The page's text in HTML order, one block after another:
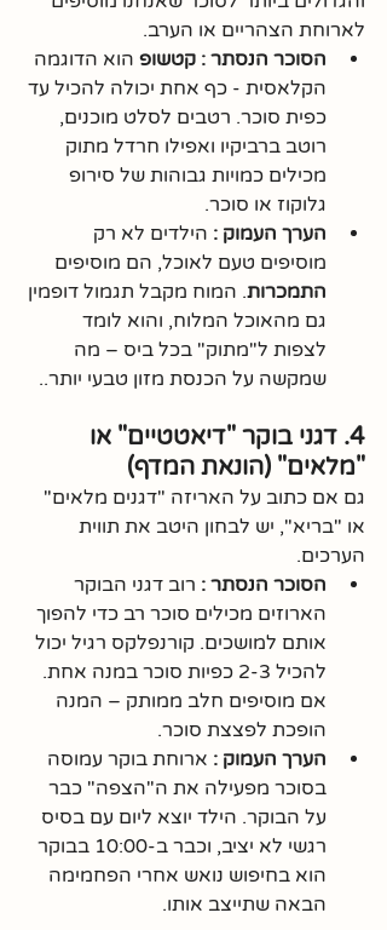
לארוחת הצהריים או הערב.
הסוכר הנסתר : קטשופ הוא הדוגמה
הקלאסית - כף אחת יכולה להכיל עד
כפית סוכר. רטבים לסלט מוכנים,
רוטב ברביקיו ואפילו חרדל מתוק
מכילים כמויות גבוהות של סירופ
גלוקוז או סוכר.
הערך העמוק : הילדים לא רק
מוסיפים טעם לאוכל, הם מוסיפים
התמכרות. המוח מקבל תגמול דופמין
גם מהאוכל המלוח, והוא לומד
לצפות ל"מתוק" בכל ביס – מה
שמקשה על הכנסת מזון טבעי יותר..
4. דגני בוקר "דיאטטיים" או
"מלאים" (הונאת המדף)
גם אם כתוב על האריזה "דגנים מלאים"
או "בריא", יש לבחון היטב את תווית
הערכים.
הסוכר הנסתר : רוב דגני הבוקר
הארוזים מכילים סוכר רב כדי להפוך
אותם למושכים. קורנפלקס רגיל יכול
להכיל 2-3 כפיות סוכר במנה אחת.
אם מוסיפים חלב ממותק – המנה
הופכת לפצצת סוכר.
הערך העמוק : ארוחת בוקר עמוסה
בסוכר מפעילה את ה"הצפה" כבר
על הבוקר. הילד יוצא ליום עם בסיס
רגשי לא יציב, וכבר ב-10:00 בבוקר
הוא בחיפוש נואש אחרי הפחמימה
הבאה שתייצב אותו.